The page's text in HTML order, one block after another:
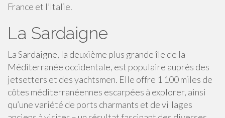
France et l’Italie.
La Sardaigne
La Sardaigne, la deuxième plus grande île de la
Méditerranée occidentale, est populaire auprès des
jetsetters et des yachtsmen. Elle offre 1 100 miles de
côtes méditerranéennes escarpées à explorer, ainsi
qu’une variété de ports charmants et de villages